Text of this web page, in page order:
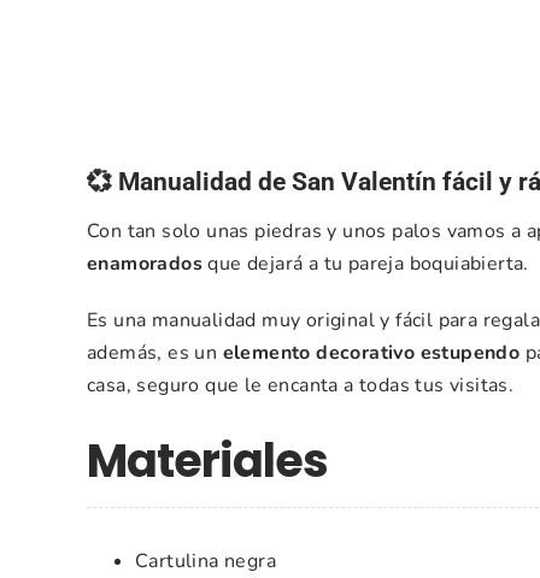
💞 Manualidad de San Valentín fácil y
Con tan solo unas piedras y unos palos vamos a
enamoradosque dejará a tu pareja boquiabierta.
Es una manualidad muy original y fácil para
además, es un elemento decorativo estupendo
casa, seguro que le encanta a todas tus visitas.
Materiales
Cartulina negra